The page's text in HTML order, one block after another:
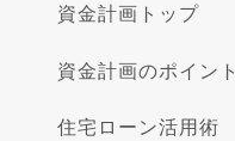
資金計画トップ
資金計画のポイント
住宅ローン活用術